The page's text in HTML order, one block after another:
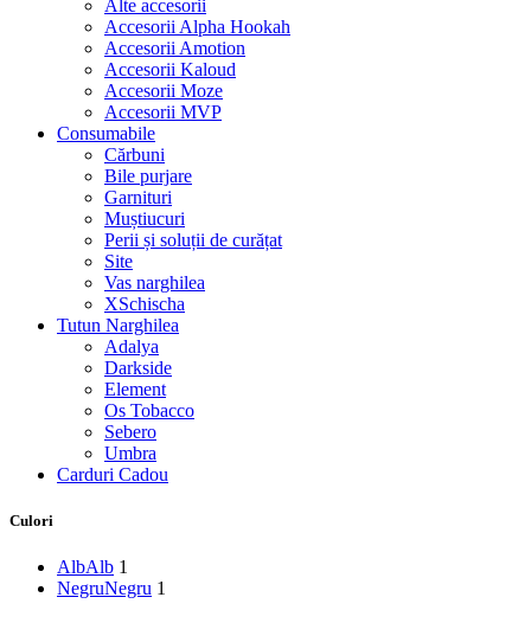
Alte accesorii
Accesorii Alpha Hookah
Accesorii Amotion
Accesorii Kaloud
Accesorii Moze
Accesorii MVP
Consumabile
Cărbuni
Bile purjare
Garnituri
Muștiucuri
Perii și soluții de curățat
Site
Vas narghilea
XSchischa
Tutun Narghilea
Adalya
Darkside
Element
Os Tobacco
Sebero
Umbra
Carduri Cadou
Culori
AlbAlb 1
NegruNegru 1